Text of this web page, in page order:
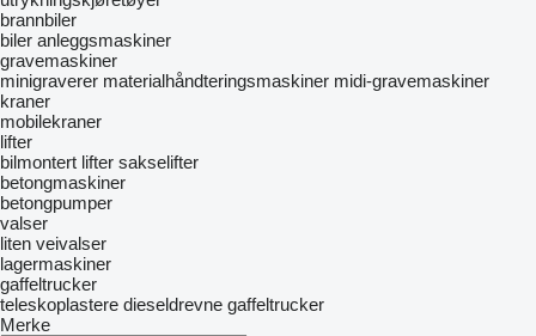
brannbiler
biler anleggsmaskiner
gravemaskiner
minigraverer materialhåndteringsmaskiner midi-gravemaskiner
kraner
mobilekraner
lifter
bilmontert lifter sakselifter
betongmaskiner
betongpumper
valser
liten veivalser
lagermaskiner
gaffeltrucker
teleskoplastere dieseldrevne gaffeltrucker
Merke